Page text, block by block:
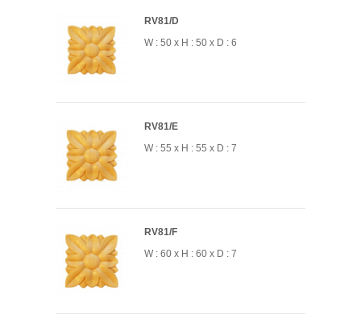
RV81/D
W : 50 x H : 50 x D : 6
RV81/E
W : 55 x H : 55 x D : 7
RV81/F
W : 60 x H : 60 x D : 7